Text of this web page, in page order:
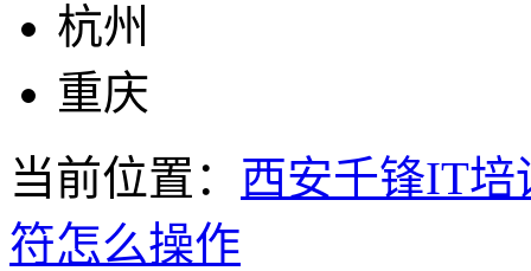
杭州
重庆
当前位置： 西安千锋IT培
符怎么操作